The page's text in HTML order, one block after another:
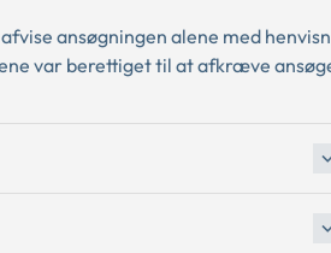
ansøgningen alene med
var berettiget til at afkræve